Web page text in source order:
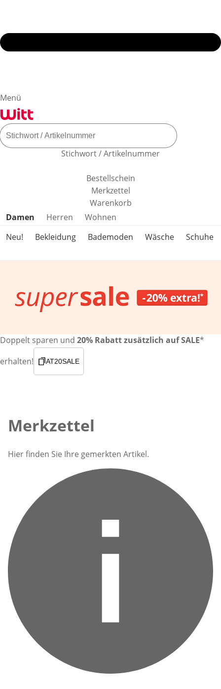
Menü
Stichwort / Artikelnummer
Bestellschein
Merkzettel
Warenkorb
Produktkategorien überspringen
Damen Herren
Wohnen
Neu!
Bekleidung Bademoden Wäsche Schuhe
Doppelt sparen und 20% Rabatt zusätzlich auf SALE*
erhalten!
AT20SALE
Merkzettel
Hier finden Sie Ihre gemerkten Artikel.